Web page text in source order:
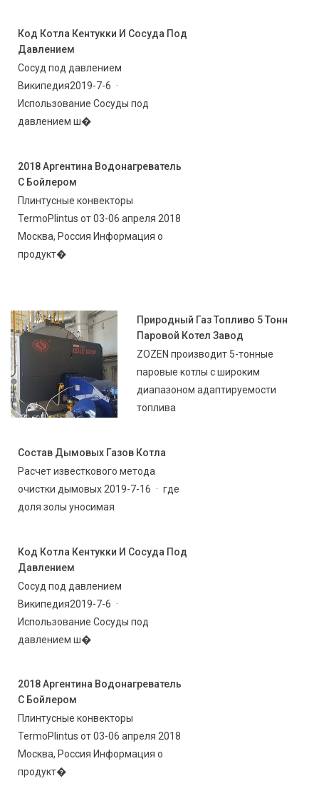
Код Котла Кентукки И Сосуда Под
Давлением
Сосуд под давлением
Википедия2019-7-6 ·
Использование Сосуды под
давлением ш�
2018 Аргентина Водонагреватель
С Бойлером
Плинтусные конвекторы
TermoPlintus от 03-06 апреля 2018
Москва, Россия Информация о
продукт�
Природный Газ Топливо 5 Тонн
Паровой Котел Завод
ZOZEN производит 5-тонные
паровые котлы с широким
диапазоном адаптируемости
топлива
Состав Дымовых Газов Котла
Расчет известкового метода
очистки дымовых 2019-7-16 · где
доля золы уносимая
Код Котла Кентукки И Сосуда Под
Давлением
Сосуд под давлением
Википедия2019-7-6 ·
Использование Сосуды под
давлением ш�
2018 Аргентина Водонагреватель
С Бойлером
Плинтусные конвекторы
TermoPlintus от 03-06 апреля 2018
Москва, Россия Информация о
продукт�